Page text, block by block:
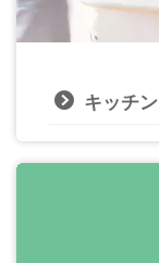
キッチン